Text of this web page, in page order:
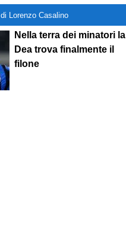
di Lorenzo Casalino
Nella terra dei minatori la
Dea trova finalmente il
filone